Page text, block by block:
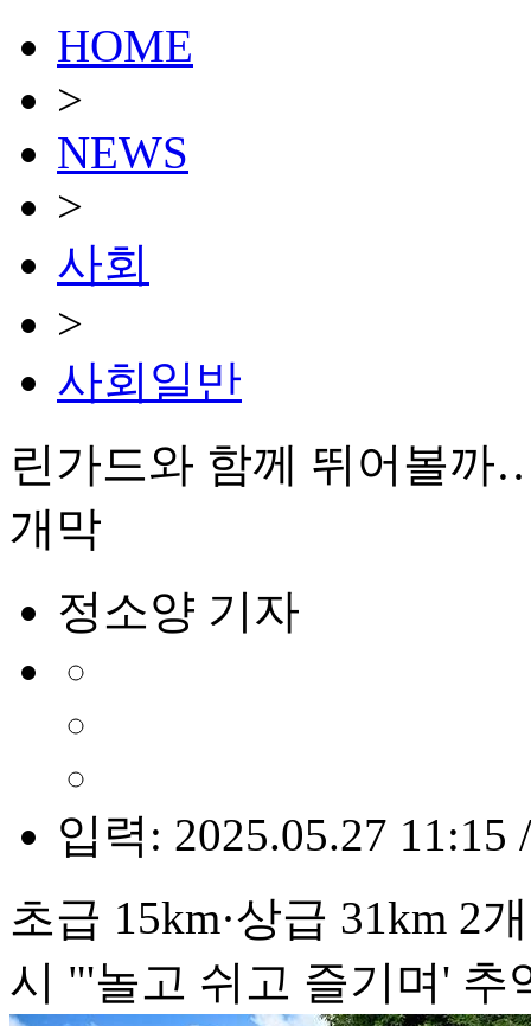
HOME
>
NEWS
>
사회
>
사회일반
린가드와 함께 뛰어볼까
개막
정소양 기자
입력: 2025.05.27 11:15
초급 15km·상급 31km 2
시 "'놀고 쉬고 즐기며' 추